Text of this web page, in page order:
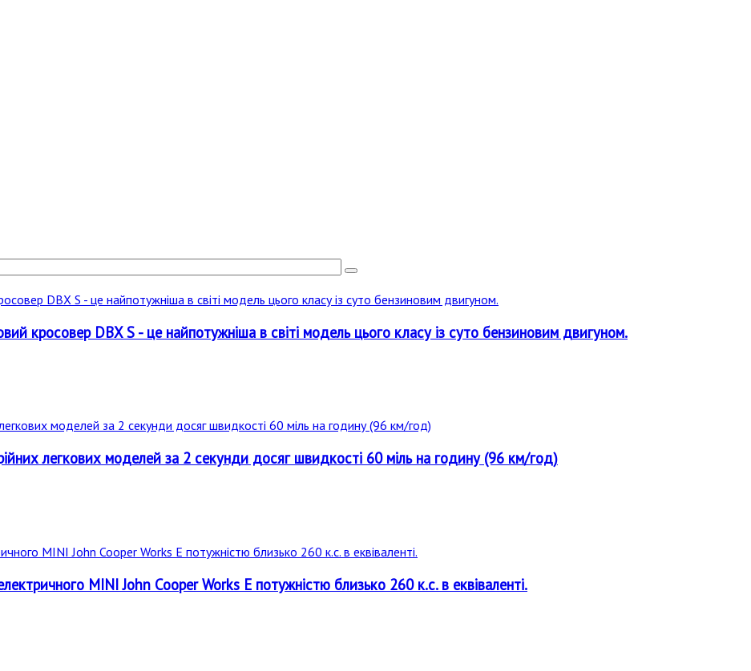
кросовер DBX S - це найпотужніша в світі модель цього класу із суто бензиновим двигуном.
легкових моделей за 2 секунди досяг швидкості 60 міль на годину (96 км/год)
MINI John Cooper Works E потужністю близько 260 к.с. в еквіваленті.